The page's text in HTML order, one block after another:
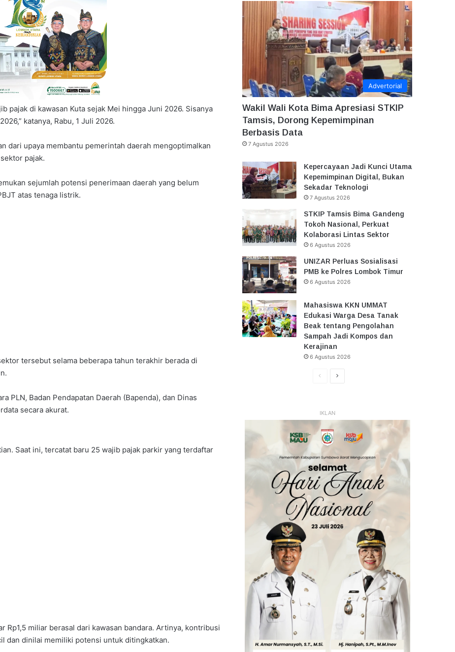
pajak di kawasan Kuta sejak Mei hingga Juni 2026. Sisanya
katanya, Rabu, 1 Juli 2026.
dari upaya membantu pemerintah daerah mengoptimalkan
pajak.
sejumlah potensi penerimaan daerah yang belum
atas tenaga listrik.
tersebut selama beberapa tahun terakhir berada di
PLN, Badan Pendapatan Daerah (Bapenda), dan Dinas
secara akurat.
Saat ini, tercatat baru 25 wajib pajak parkir yang terdaftar
Rp1,5 miliar berasal dari kawasan bandara. Artinya, kontribusi
dan dinilai memiliki potensi untuk ditingkatkan.
Advertorial
Wakil Wali Kota Bima Apresiasi STKIP
Tamsis, Dorong Kepemimpinan
Berbasis Data
7 Agustus 2026
Kepercayaan Jadi Kunci Utama
Kepemimpinan Digital, Bukan
Sekadar Teknologi
7 Agustus 2026
STKIP Tamsis Bima Gandeng
Tokoh Nasional, Perkuat
Kolaborasi Lintas Sektor
6 Agustus 2026
UNIZAR Perluas Sosialisasi
PMB ke Polres Lombok Timur
6 Agustus 2026
Mahasiswa KKN UMMAT
Edukasi Warga Desa Tanak
Beak tentang Pengolahan
Sampah Jadi Kompos dan
Kerajinan
6 Agustus 2026
HalamanHalaman
IKLAN